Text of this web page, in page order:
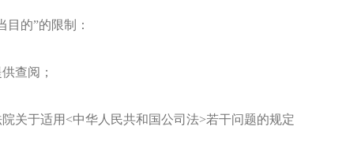
的”的限制：
查阅；
关于适用<中华人民共和国公司法>若干问题的规定